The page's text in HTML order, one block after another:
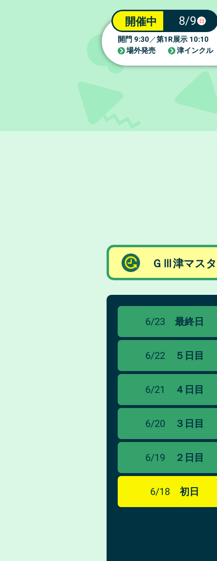
開催中 8/9 日
開門 9:30 ／第1R展示 10:10
場外発売 津インクル
ＧⅢ津マス
6/18 初日
6/19 ２日目
6/20 ３日目
6/21 ４日目
6/22５日目
6/23 最終日